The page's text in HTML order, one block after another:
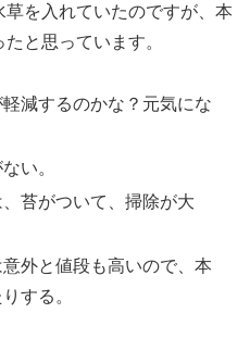
を入れていたのですが、本
と思っています。
減するのかな？元気にな
い。
苔がついて、掃除が大
外と値段も高いので、本
する。